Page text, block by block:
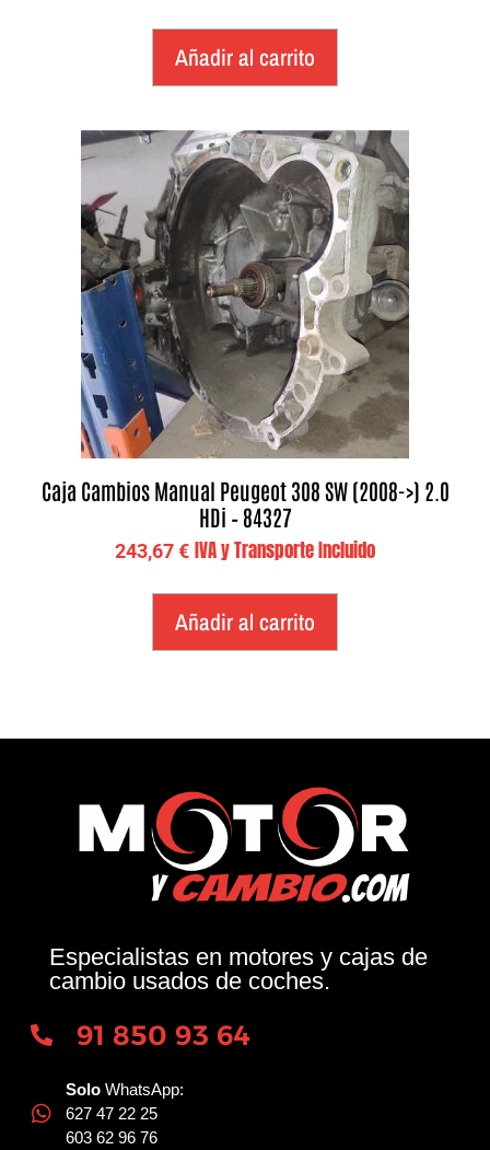
Añadir al carrito
Caja Cambios Manual Peugeot 308 SW (2008->) 2.0
HDi – 84327
243,67€ IVA y Transporte Incluido
Añadir al carrito
Especialistas en motores y cajas de
cambio usados de coches.
91 850 93 64
Solo WhatsApp:
627 47 22 25
603 62 96 76